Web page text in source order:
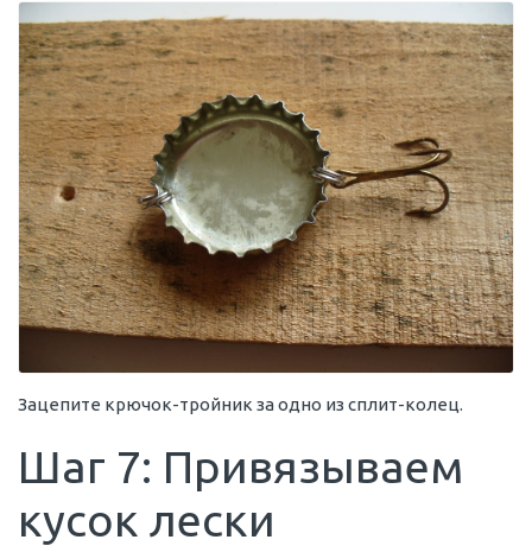
Зацепите крючок-тройник за одно из сплит-колец.
Шаг 7: Привязываем
кусок лески